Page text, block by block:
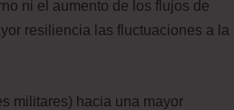
ni el aumento de los flujos de
resiliencia las fluctuaciones a la
militares) hacia una mayor